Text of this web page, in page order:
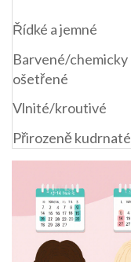
Řídké a jemné
Barvené/chemicky
ošetřené
Vlnité/kroutivé
Přirozeně kudrnaté